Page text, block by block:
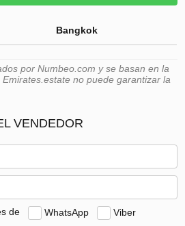
Bangkok
por Numbeo.com y se basan en la
no puede garantizar la
VENDEDOR
de WhatsApp
Viber